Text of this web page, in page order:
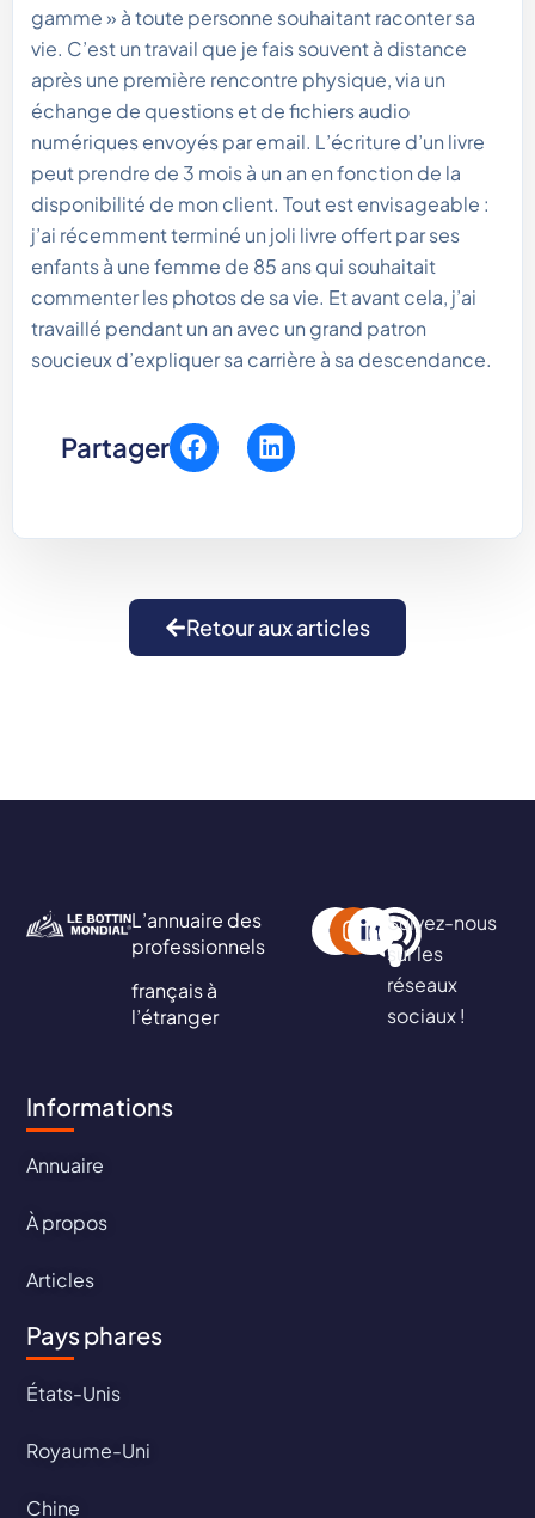
gamme » à toute personne souhaitant raconter sa
vie. C’est un travail que je fais souvent à distance
après une première rencontre physique, via un
échange de questions et de fichiers audio
numériques envoyés par email. L’écriture d’un livre
peut prendre de 3 mois à un an en fonction de la
disponibilité de mon client. Tout est envisageable :
j’ai récemment terminé un joli livre offert par ses
enfants à une femme de 85 ans qui souhaitait
commenter les photos de sa vie. Et avant cela, j’ai
travaillé pendant un an avec un grand patron
soucieux d’expliquer sa carrière à sa descendance.
Partager
Retour aux articles
L’annuaire des
professionnels
français à
l’étranger
Suivez-nous
sur les
réseaux
sociaux !
Informations
Annuaire
À propos
Articles
Pays phares
États-Unis
Royaume-Uni
Chine